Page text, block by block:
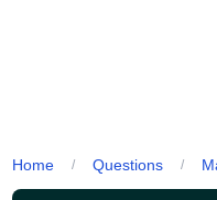
Home / Questions /